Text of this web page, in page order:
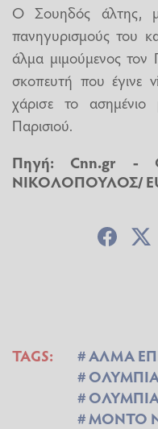
Ο Σουηδός άλτης,
πανηγυρισμούς του
άλμα μιμούμενος τον
σκοπευτή που έγινε
χάρισε το
Παρισιού.
Πηγή: Cnn.gr -
ΝΙΚΟΛΟΠΟΥΛΟΣ/
TAGS:
ΑΛΜΑ
ΜΟΝΤΟ